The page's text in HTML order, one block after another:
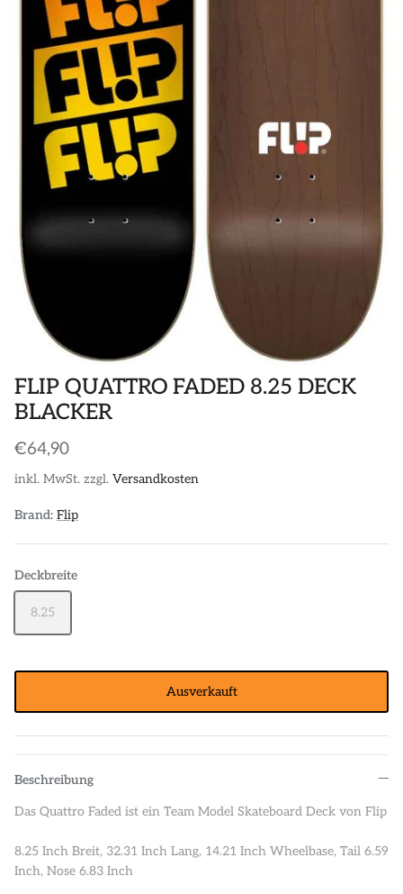
POLOS
STICKER
DIVERSE ACCESSORIES
FLIP QUATTRO FADED 8.25 DECK
BLACKER
€64,90
inkl. MwSt. zzgl. Versandkosten
Brand: Flip
Deckbreite
8.25
Ausverkauft
Beschreibung
Das Quattro Faded ist ein Team Model Skateboard Deck von Flip
8.25 Inch Breit, 32.31 Inch Lang, 14.21 Inch Wheelbase, Tail 6.59
Inch, Nose 6.83 Inch